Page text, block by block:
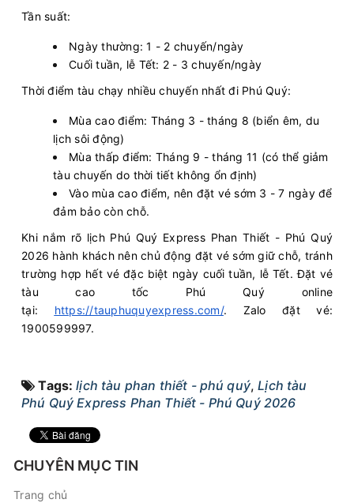
Tần suất:
Ngày thường: 1 - 2 chuyến/ngày
Cuối tuần, lễ Tết: 2 - 3 chuyến/ngày
Thời điểm tàu chạy nhiều chuyến nhất đi Phú Quý:
Mùa cao điểm: Tháng 3 - tháng 8 (biển êm, du
lịch sôi động)
Mùa thấp điểm: Tháng 9 - tháng 11 (có thể giảm
tàu chuyến do thời tiết không ổn định)
Vào mùa cao điểm, nên đặt vé sớm 3 - 7 ngày để
đảm bảo còn chỗ.
Khi nắm rõ lịch Phú Quý Express Phan Thiết - Phú Quý
2026 hành khách nên chủ động đặt vé sớm giữ chỗ, tránh
trường hợp hết vé đặc biệt ngày cuối tuần, lễ Tết. Đặt vé
tàu cao tốc Phú Quý online
tại: https://tauphuquyexpress.com/. Zalo đặt vé:
1900599997.
Tags:lịch tàu phan thiết - phú quý,Lịch tàu
Phú Quý Express Phan Thiết - Phú Quý 2026
CHUYÊN MỤC TIN
Trang chủ